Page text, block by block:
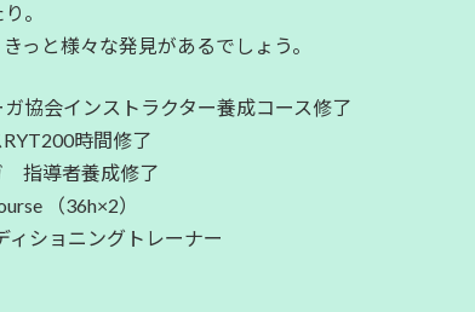
。
っと様々な発見があるでしょう。
協会インストラクター養成コース修了
時間修了
指導者養成修了
（36h×2）
ィショニングトレーナー